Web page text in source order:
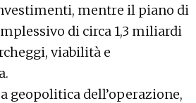
mentre il piano di
di circa 1,3 miliardi
viabilità e
geopolitica dell’operazione,